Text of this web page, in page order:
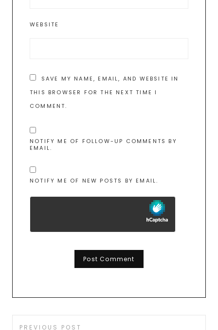
WEBSITE
SAVE MY NAME, EMAIL, AND WEBSITE IN
THIS BROWSER FOR THE NEXT TIME I
COMMENT.
NOTIFY ME OF FOLLOW-UP COMMENTS BY
EMAIL.
NOTIFY ME OF NEW POSTS BY EMAIL.
PREVIOUS POST